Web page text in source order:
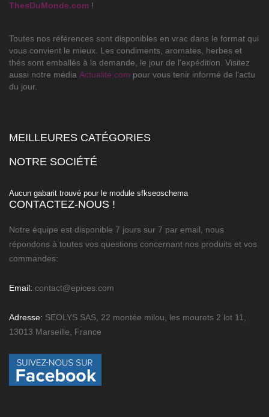
ThesDuMonde.com !
Toutes nos références sont disponibles en vrac dans le format qui
vous convient le mieux. Les condiments, aromates, herbes et
thés sont emballés à la demande, le jour de l'expédition. Visitez
aussi notre média Actualité.com pour vous tenir informé de l'actu
du jour.
MEILLEURES CATÉGORIES
NOTRE SOCIÉTÉ
Aucun gabarit trouvé pour le module sfkseoschema
CONTACTEZ-NOUS !
Notre équipe est disponible 7 jours sur 7 par email, nous
répondons à toutes vos questions concernant nos produits et vos
commandes:
Email: contact@epices.com
Adresse: SEOLYS SAS, 22 montée milou, les mourets 2 lot 11,
13013 Marseille, France